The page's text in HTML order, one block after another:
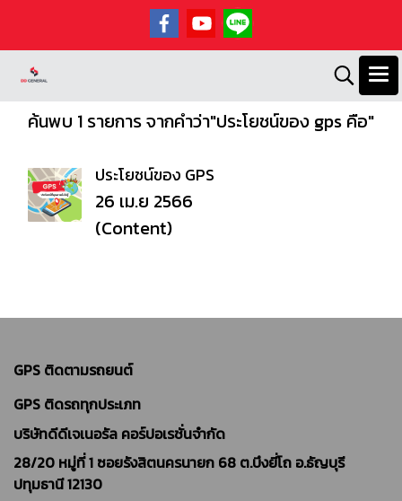
ค้นพบ 1 รายการ จากคำว่า"ประโยชน์ของ gps คือ"
ประโยชน์ของ GPS
26 เม.ย 2566
(Content)
GPS ติดตามรถยนต์
GPS ติดรถทุกประเภท
บริษัทดีดีเจเนอรัล คอร์ปอเรชั่นจำกัด
28/20 หมู่ที่ 1 ซอยรังสิตนครนายก 68 ต.บึงยี่โถ อ.ธัญบุรี
ปทุมธานี 12130